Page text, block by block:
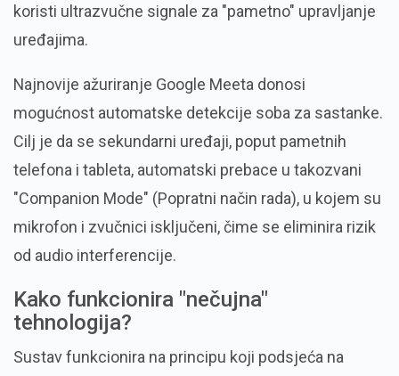
koristi ultrazvučne signale za "pametno" upravljanje
uređajima.
Najnovije ažuriranje Google Meeta donosi
mogućnost automatske detekcije soba za sastanke.
Cilj je da se sekundarni uređaji, poput pametnih
telefona i tableta, automatski prebace u takozvani
"Companion Mode" (Popratni način rada), u kojem su
mikrofon i zvučnici isključeni, čime se eliminira rizik
od audio interferencije.
Kako funkcionira "nečujna"
tehnologija?
Sustav funkcionira na principu koji podsjeća na